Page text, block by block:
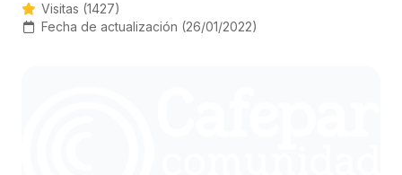
Visitas (1427)
Fecha de actualización (26/01/2022)